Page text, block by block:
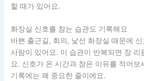
할 때가 있어요.
화장실 신호를 참는 습관도 기록해요
바쁜 출근길, 회의, 낯선 화장실 때문에
사람이 있어요. 이 습관이 반복되면 장 리
요. 신호가 온 시간과 참은 이유를 적어보
기록에는 꽤 중요한 줄이에요.